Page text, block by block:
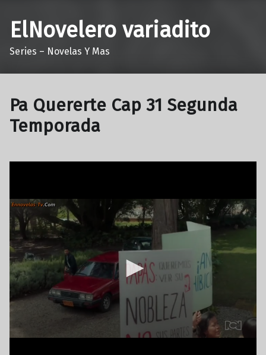
ElNovelero variadito
Series – Novelas Y Mas
Pa Quererte Cap 31 Segunda
Temporada